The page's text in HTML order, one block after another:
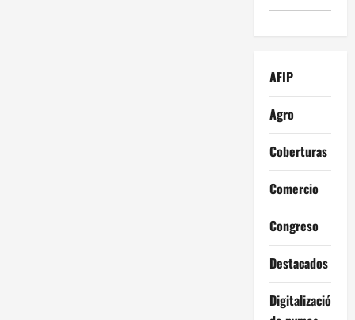
AFIP
Agro
Coberturas
Comercio
Congreso
Destacados
Digitalización